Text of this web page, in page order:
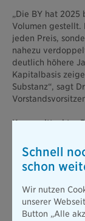
„Die BY hat
Volumen gestellt.
jeden Preis,
nahezu
deutlich höhere
Kapitalbasis
Substanz“, sagt
Komposittochter
Der
90,5 Prozent.
Schnell
schon
Wir nutzen
unserer
Button „Alle